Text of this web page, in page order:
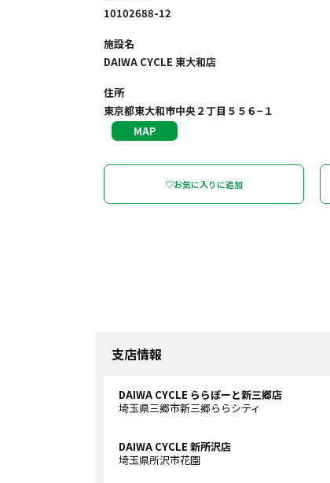
10102688-12
施設名
DAIWA CYCLE 東大和店
住所
東京都東大和市中央２丁目５５６−１
MAP
♡お気に入りに追加
支店情報
DAIWA CYCLE ららぽーと新三郷店
埼玉県三郷市新三郷ららシティ
DAIWA CYCLE 新所沢店
埼玉県所沢市花園